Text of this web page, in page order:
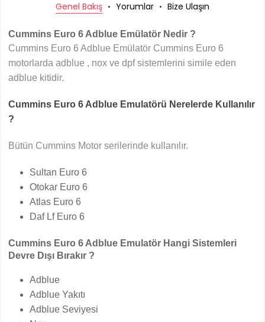
Genel Bakış Yorumlar Bize Ulaşın
Cummins Euro 6 Adblue Emülatör Nedir ?
Cummins Euro 6 Adblue Emülatör Cummins Euro 6
motorlarda adblue , nox ve dpf sistemlerini simile eden
adblue kitidir.
Cummins Euro 6 Adblue Emulatörü Nerelerde Kullanılır
?
Bütün Cummins Motor serilerinde kullanılır.
Sultan Euro 6
Otokar Euro 6
Atlas Euro 6
Daf Lf Euro 6
Cummins Euro 6 Adblue Emulatör Hangi Sistemleri
Devre Dışı Bırakır ?
Adblue
Adblue Yakıtı
Adblue Seviyesi